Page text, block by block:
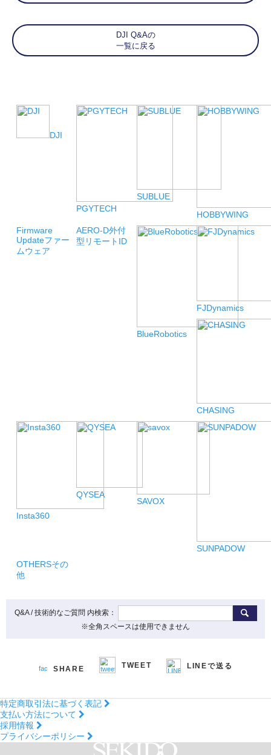
DJI Q&Aの
一覧に戻る
DJI
PGYTECH
SUBLUE
HOBBYWING
Firmware
Updateファー
ムウェア
AERO-D外付
型リモートID
BlueRobotics
FJDynamics
CHASING
Insta360
QYSEA
SAVOX
SUNPADOW
OTHERSその
他
Q&A / 技術的なご質問 内検索：
※全角スペースは使用できません
SHARE TWEET LINEで送る
特定商取引法に基づく表記
支払い方法について
採用情報
プライバシーポリシー